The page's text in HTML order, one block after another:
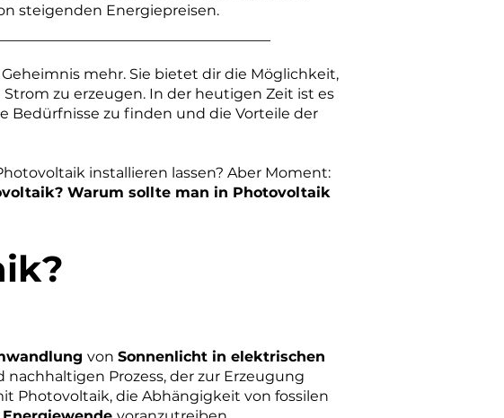
steigenden Energiepreisen.
mehr. Sie bietet dir die Möglichkeit,
zu erzeugen. In der heutigen Zeit ist es
Bedürfnisse zu finden und die Vorteile der
installieren lassen? Aber Moment:
Warum sollte man in Photovoltaik
von Sonnenlicht in elektrischen
Prozess, der zur Erzeugung
Photovoltaik, die Abhängigkeit von fossilen